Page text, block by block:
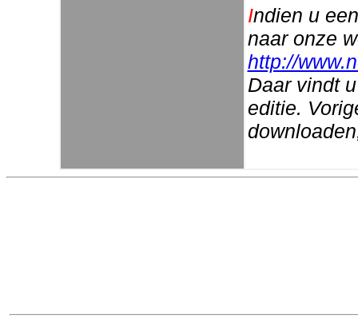
Indien u
naar onze
http://
Daar vindt
editie.